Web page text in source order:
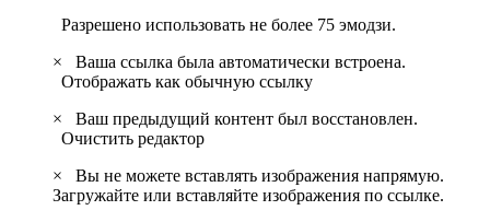
Разрешено использовать не более 75 эмодзи.
×
Ваша ссылка была автоматически встроена.
Отображать как обычную ссылку
×
Ваш предыдущий контент был восстановлен.
Очистить редактор
×
Вы не можете вставлять изображения напрямую.
Загружайте или вставляйте изображения по ссылке.